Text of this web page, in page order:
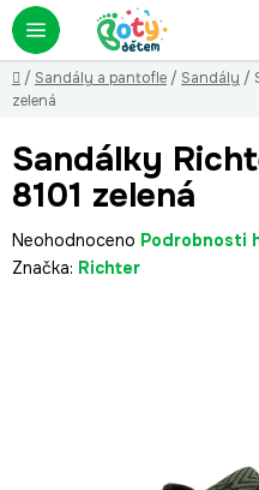
Přejít
na
obsah
Domů
/ Sandály a pantofle / Sandály /
zelená
Sandálky
8101 zelená
Průměrné
hodnocení
Neohodnoceno Podrobnosti
Značka: Richter